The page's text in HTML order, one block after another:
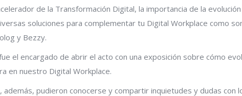
de la Transformación Digital, la importancia de la
soluciones para complementar tu Digital Workplace como
y Bezzy.
el encargado de abrir el acto con una exposición sobre cómo
en nuestro Digital Workplace.
pudieron conocerse y compartir inquietudes y dudas con